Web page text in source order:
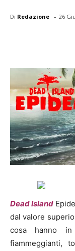
Di Redazione - 26
Dead Island
dal valore
cosa hanno in
fiammeggianti,